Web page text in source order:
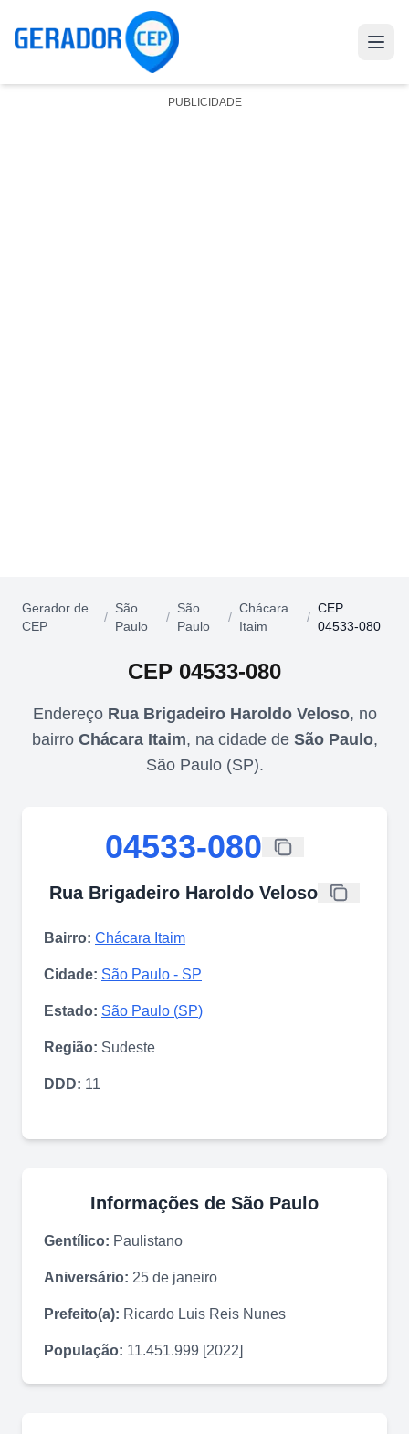
PUBLICIDADE
Gerador de
CEP
/
São
Paulo
/
São
Paulo
/
Chácara
Itaim
/
CEP
04533-080
CEP 04533-080
Endereço Rua Brigadeiro Haroldo Veloso, no
bairro Chácara Itaim, na cidade de São Paulo,
São Paulo(SP).
04533-080
Rua Brigadeiro Haroldo Veloso
Bairro: Chácara Itaim
Cidade: São Paulo - SP
Estado: São Paulo (SP)
Região: Sudeste
DDD: 11
Informações de São Paulo
Gentílico: Paulistano
Aniversário: 25 de janeiro
Prefeito(a): Ricardo Luis Reis Nunes
População: 11.451.999 [2022]